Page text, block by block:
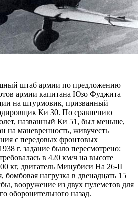
штаб армии по предложению
армии капитана Юзо Фуджита
на штурмовик, призванный
Ки 30. По сравнению
названный Ки 51, был меньше,
на маневренность, живучесть
с передовых фронтовых
г. задание было пересмотрено:
в 420 км/ч на высоте
кг, двигатель Мицубиси Ha 26-II
нагрузка в двенадцать 15
вооружение из двух пулеметов для
оборонительного назад.